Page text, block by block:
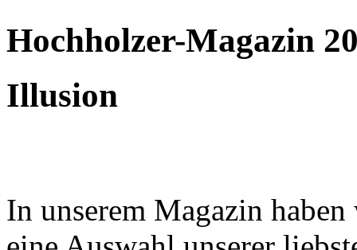
Hochholzer-Magazin
Illusion
In unserem Magazin